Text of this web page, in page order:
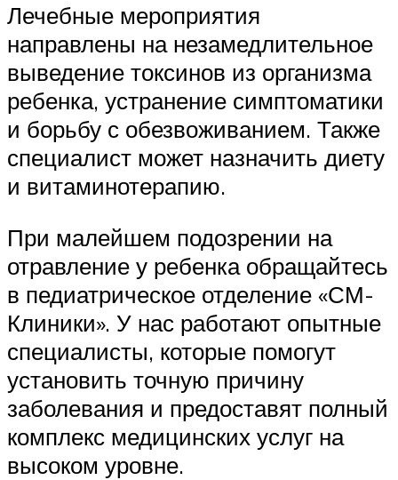
Лечебные мероприятия
направлены на незамедлительное
выведение токсинов из организма
ребенка, устранение симптоматики
и борьбу с обезвоживанием. Также
специалист может назначить диету
и витаминотерапию.
При малейшем подозрении на
отравление у ребенка обращайтесь
в педиатрическое отделение «СМ-
Клиники». У нас работают опытные
специалисты, которые помогут
установить точную причину
заболевания и предоставят полный
комплекс медицинских услуг на
высоком уровне.